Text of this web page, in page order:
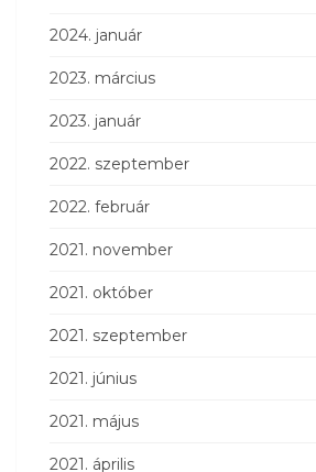
2024. január
2023. március
2023. január
2022. szeptember
2022. február
2021. november
2021. október
2021. szeptember
2021. június
2021. május
2021. április